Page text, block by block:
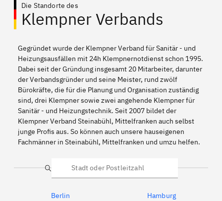
Die Standorte des
Klempner Verbands
Gegründet wurde der Klempner Verband für Sanitär - und
Heizungsausfällen mit 24h Klempnernotdienst schon 1995.
Dabei seit der Gründung insgesamt 20 Mitarbeiter, darunter
der Verbandsgründer und seine Meister, rund zwölf
Bürokräfte, die für die Planung und Organisation zuständig
sind, drei Klempner sowie zwei angehende Klempner für
Sanitär - und Heizungstechnik. Seit 2007 bildet der
Klempner Verband Steinabühl, Mittelfranken auch selbst
junge Profis aus. So können auch unsere hauseigenen
Fachmänner in Steinabühl, Mittelfranken und umzu helfen.
Suche
Berlin Hamburg